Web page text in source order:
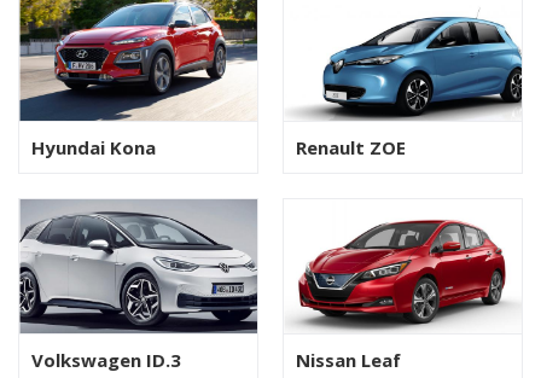
Hyundai Kona Renault ZOE
Volkswagen ID.3 Nissan Leaf